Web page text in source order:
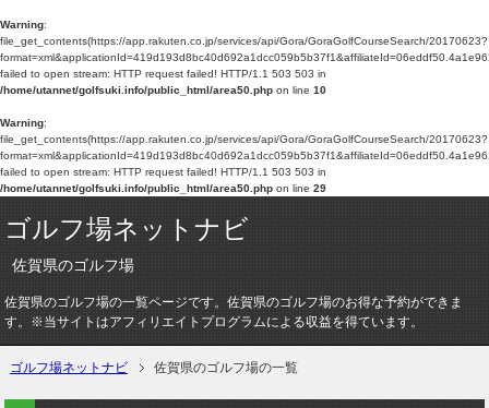
Warning:
file_get_contents(https://app.rakuten.co.jp/services/api/Gora/GoraGolfCourseSearch/20170623?
failed to open stream: HTTP request failed! HTTP/1.1 503 503 in
/home/utannet/golfsuki.info/public_html/area50.php on line 10
Warning:
file_get_contents(https://app.rakuten.co.jp/services/api/Gora/GoraGolfCourseSearch/20170623?
failed to open stream: HTTP request failed! HTTP/1.1 503 503 in
/home/utannet/golfsuki.info/public_html/area50.php on line 29
ゴルフ場ネットナビ
佐賀県のゴルフ場
佐賀県のゴルフ場の一覧ページです。佐賀県のゴルフ場のお得な予約ができま
す。※当サイトはアフィリエイトプログラムによる収益を得ています。
ゴルフ場ネットナビ 佐賀県のゴルフ場の一覧